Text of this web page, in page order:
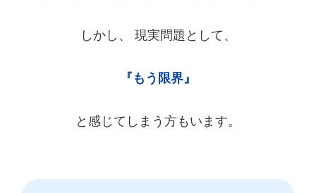
しかし、 現実問題として、
『もう限界』
と感じてしまう方もいます。